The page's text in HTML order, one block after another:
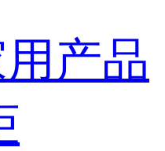
产品